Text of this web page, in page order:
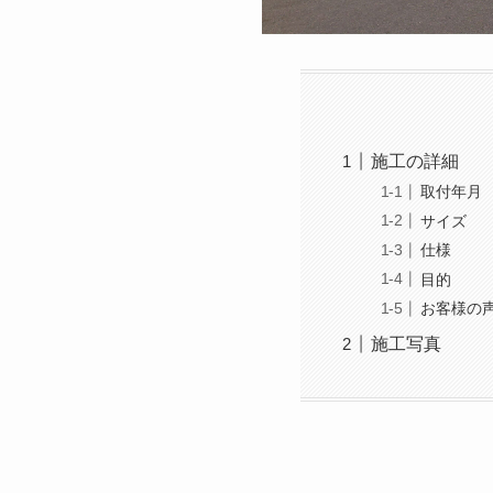
施工の詳細
取付年月
サイズ
仕様
目的
お客様の
施工写真